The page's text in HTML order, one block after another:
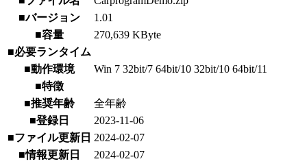
■バージョン
1.01
■容量
270,639 KByte
■必要ランタイム
■動作環境
Win 7 32bit/7 64bit/10 32bit/10 64bit/11
■特徴
■推奨年齢
全年齢
■登録日
2023-11-06
■ファイル更新日 2024-02-07
■情報更新日
2024-02-07